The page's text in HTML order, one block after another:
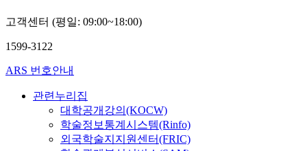
고객센터 (평일: 09:00~18:00)
1599-3122
ARS 번호안내
관련누리집
대학공개강의(KOCW)
학술정보통계시스템(Rinfo)
외국학술지지원센터(FRIC)